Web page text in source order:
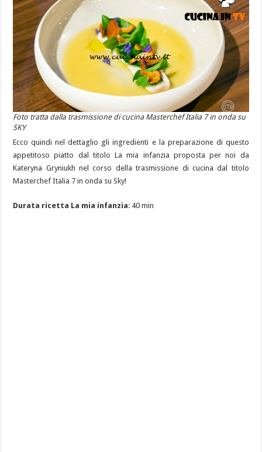
Foto tratta dalla trasmissione di cucina Masterchef Italia 7 in onda su
SKY
Ecco quindi nel dettaglio gli ingredienti e la preparazione di questo
appetitoso piatto dal titolo La mia infanzia proposta per noi da
Kateryna Gryniukh nel corso della trasmissione di cucina dal titolo
Masterchef Italia 7 in onda su Sky!
Durata ricetta La mia infanzia: 40 min